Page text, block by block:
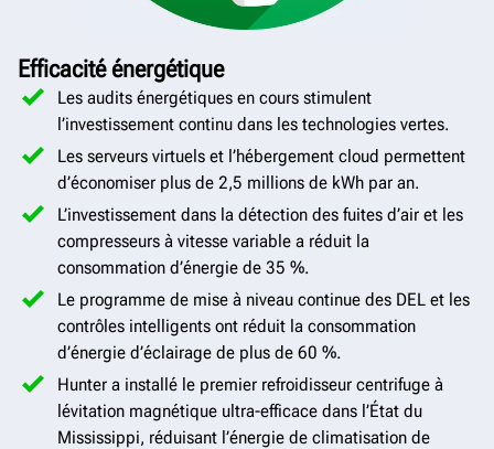
Efficacité énergétique
Les audits énergétiques en cours stimulent
l’investissement continu dans les technologies vertes.
Les serveurs virtuels et l’hébergement cloud permettent
d’économiser plus de 2,5 millions de kWh par an.
L’investissement dans la détection des fuites d’air et les
compresseurs à vitesse variable a réduit la
consommation d’énergie de 35 %.
Le programme de mise à niveau continue des DEL et les
contrôles intelligents ont réduit la consommation
d’énergie d’éclairage de plus de 60 %.
Hunter a installé le premier refroidisseur centrifuge à
lévitation magnétique ultra-efficace dans l’État du
Mississippi, réduisant l’énergie de climatisation de